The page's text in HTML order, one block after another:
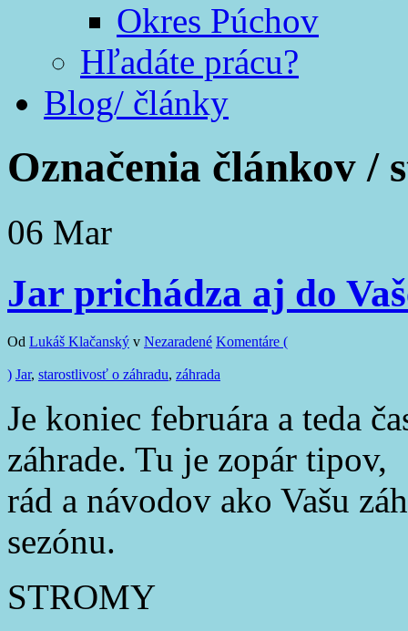
Okres Púchov
Hľadáte prácu?
Blog/ články
Označenia článkov /
06 Mar
Jar prichádza aj do
Od Lukáš Klačanský v Nezaradené Komentáre (
) Jar, starostlivosť o záhradu, záhrada
Je koniec februára a teda
záhrade. Tu je zopár tipov,
rád a návodov ako Vašu
sezónu.
STROMY